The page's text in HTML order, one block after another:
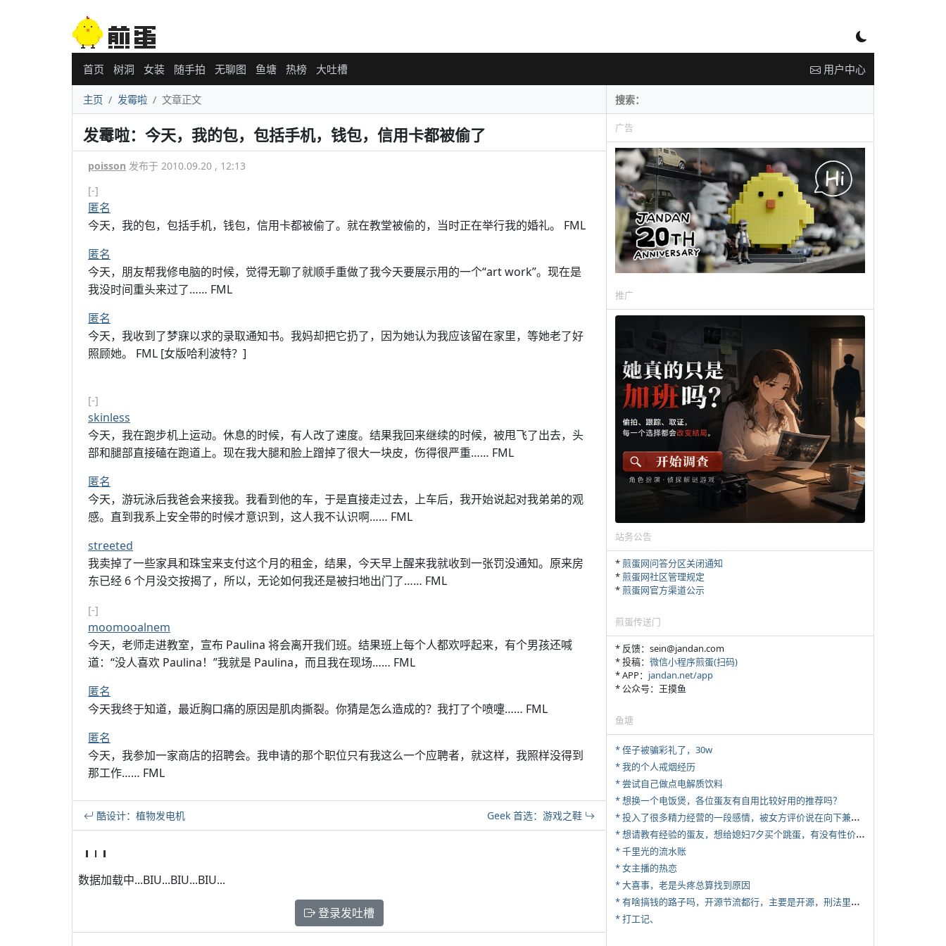
首页 树洞 女装 随手拍 无聊图 鱼塘 热榜 大吐槽 用户中心
主页 发霉啦 文章正文
发霉啦：今天，我的包，包括手机，钱包，信用卡都被偷了
poisson 发布于 2010.09.20 , 12:13
[-]
匿名
今天，我的包，包括手机，钱包，信用卡都被偷了。就在教堂被偷的，当时正在举行我的婚礼。 FML
匿名
今天，朋友帮我修电脑的时候，觉得无聊了就顺手重做了我今天要展示用的一个“art work”。现在是
我没时间重头来过了…… FML
匿名
今天，我收到了梦寐以求的录取通知书。我妈却把它扔了，因为她认为我应该留在家里，等她老了好
照顾她。 FML [女版哈利波特？]
[-]
skinless
今天，我在跑步机上运动。休息的时候，有人改了速度。结果我回来继续的时候，被甩飞了出去，头
部和腿部直接磕在跑道上。现在我大腿和脸上蹭掉了很大一块皮，伤得很严重…… FML
匿名
今天，游玩泳后我爸会来接我。我看到他的车，于是直接走过去，上车后，我开始说起对我弟弟的观
感。直到我系上安全带的时候才意识到，这人我不认识啊…… FML
streeted
我卖掉了一些家具和珠宝来支付这个月的租金，结果，今天早上醒来我就收到一张罚没通知。原来房
东已经 6 个月没交按揭了，所以，无论如何我还是被扫地出门了…… FML
[-]
moomooalnem
今天，老师走进教室，宣布 Paulina 将会离开我们班。结果班上每个人都欢呼起来，有个男孩还喊
道：“没人喜欢 Paulina！”我就是 Paulina，而且我在现场…… FML
匿名
今天我终于知道，最近胸口痛的原因是肌肉撕裂。你猜是怎么造成的？我打了个喷嚏…… FML
匿名
今天，我参加一家商店的招聘会。我申请的那个职位只有我这么一个应聘者，就这样，我照样没得到
那工作…… FML
酷设计：植物发电机 Geek 首选：游戏之鞋
数据加载中...BIU...BIU...BIU...
登录发吐槽
广告
推广
站务公告
*煎蛋网问答分区关闭通知
*煎蛋网社区管理规定
*煎蛋网官方渠道公示
煎蛋传送门
* 反馈：sein@jandan.com
* 投稿： 微信小程序煎蛋(扫码)
* APP： jandan.net/app
* 公众号：王摸鱼
鱼塘
* 侄子被骗彩礼了，30w
* 我的个人戒烟经历
* 尝试自己做点电解质饮料
* 想换一个电饭煲，各位蛋友有自用比较好用的推荐吗？
*
投入了很多精力经营的一段感情，被女方评价说在向下兼容我，感觉有点破防
*
想请教有经验的蛋友，想给媳妇7夕买个跳蛋，有没有性价比高的推荐
* 千里光的流水账
* 女主播的热恋
* 大喜事，老是头疼总算找到原因
*
有啥搞钱的路子吗，开源节流都行，主要是开源，刑法里的咱不做
* 打工记、